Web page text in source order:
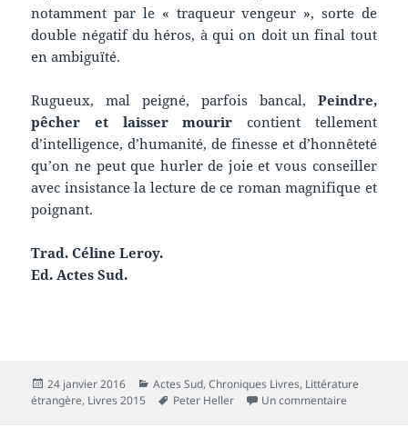
notamment par le « traqueur vengeur », sorte de
double négatif du héros, à qui on doit un final tout
en ambiguïté.
Rugueux, mal peigné, parfois bancal, Peindre,
pêcher et laisser mourir contient tellement
d’intelligence, d’humanité, de finesse et d’honnêteté
qu’on ne peut que hurler de joie et vous conseiller
avec insistance la lecture de ce roman magnifique et
poignant.
Trad. Céline Leroy.
Ed. Actes Sud.
Publié
le
24 janvier 2016 Catégories
Actes Sud,Chroniques Livres, Littérature
étrangère, Livres 2015
Mots-
Peter Heller Un commentaire